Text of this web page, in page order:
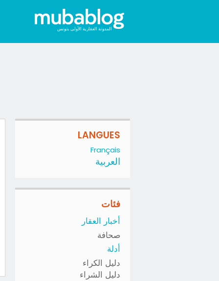
المدونة العقارية الأولى بتونس
LANGUES
Français
العربية
فئات
أخبار العقار
صحافة
أدلة
دليل الكراء
دليل الشراء